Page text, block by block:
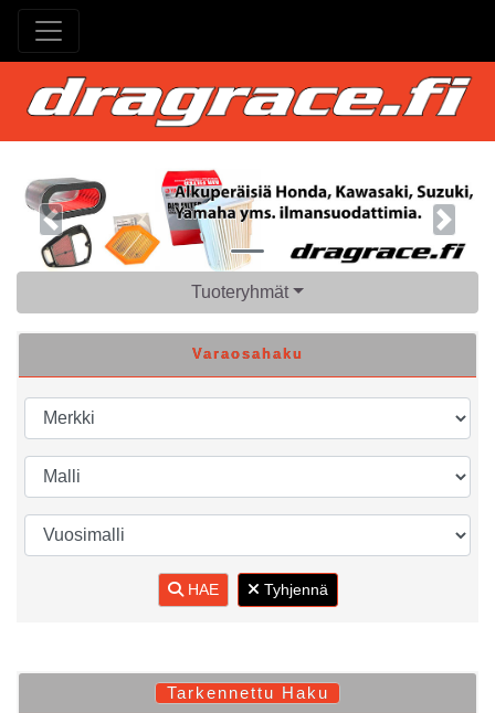
Previous Next
Tuoteryhmät
Varaosahaku
HAE Tyhjennä
Tarkennettu Haku